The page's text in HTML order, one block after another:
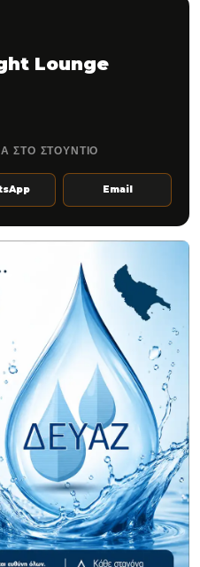
Lounge
ΣΤΟ ΣΤΟΥΝΤΙΟ
Email